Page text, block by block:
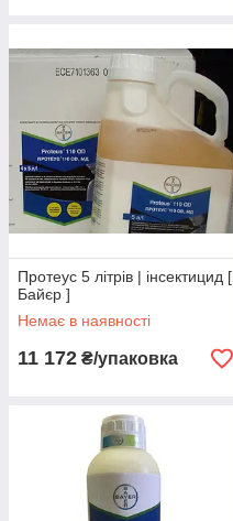
Протеус 5 літрів | інсектицид [
Байєр ]
Немає в наявності
11 172 ₴/упаковка